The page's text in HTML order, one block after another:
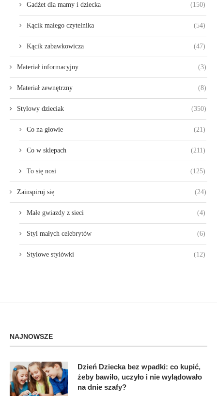
Gadżet dla mamy i dziecka (150)
Kącik małego czytelnika (54)
Kącik zabawkowicza (47)
Materiał informacyjny (3)
Materiał zewnętrzny (8)
Stylowy dzieciak (350)
Co na głowie (21)
Co w sklepach (211)
To się nosi (125)
Zainspiruj się (24)
Małe gwiazdy z sieci (4)
Styl małych celebrytów (6)
Stylowe stylówki (12)
NAJNOWSZE
Dzień Dziecka bez wpadki: co kupić,
żeby bawiło, uczyło i nie wylądowało
na dnie szafy?